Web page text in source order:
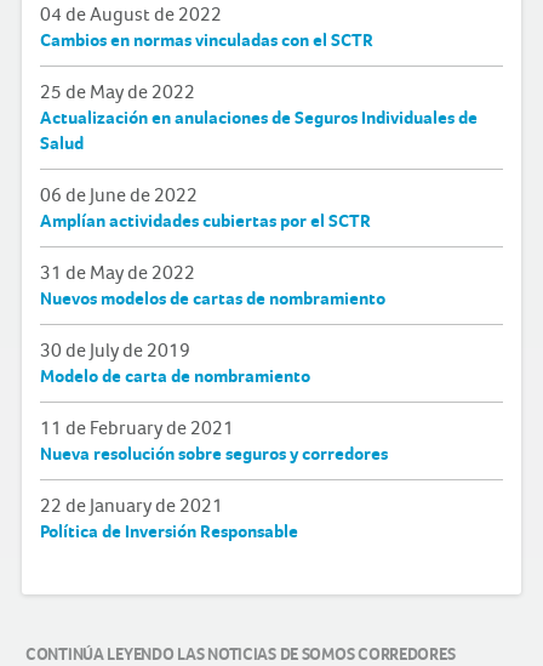
04 de August de 2022
Cambios en normas vinculadas con el SCTR
25 de May de 2022
Actualización en anulaciones de Seguros Individuales de
Salud
06 de June de 2022
Amplían actividades cubiertas por el SCTR
31 de May de 2022
Nuevos modelos de cartas de nombramiento
30 de July de 2019
Modelo de carta de nombramiento
11 de February de 2021
Nueva resolución sobre seguros y corredores
22 de January de 2021
Política de Inversión Responsable
CONTINÚA LEYENDO LAS NOTICIAS DE SOMOS CORREDORES